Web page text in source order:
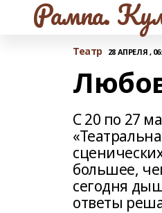
Рампа.
Театр 28 АПРЕЛЯ ,
С 20 по 27
большее,
сегодня
ответы